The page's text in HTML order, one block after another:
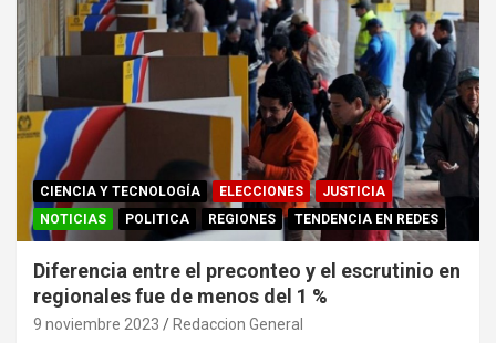
CIENCIA Y TECNOLOGÍA ELECCIONES
JUSTICIA
NOTICIAS
POLITICA REGIONES TENDENCIA EN REDES
Diferencia entre el preconteo y el escrutinio en
regionales fue de menos del 1 %
9 noviembre 2023 Redaccion General